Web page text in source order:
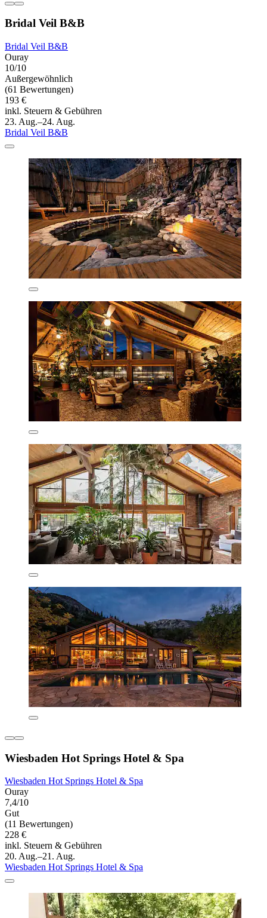
Bridal Veil B&B
Bridal Veil B&B
Ouray
10/10
Außergewöhnlich
(61 Bewertungen)
193 €
inkl. Steuern & Gebühren
23. Aug.–24. Aug.
Bridal Veil B&B
Wiesbaden Hot Springs Hotel & Spa
Wiesbaden Hot Springs Hotel & Spa
Ouray
7,4/10
Gut
(11 Bewertungen)
228 €
inkl. Steuern & Gebühren
20. Aug.–21. Aug.
Wiesbaden Hot Springs Hotel & Spa